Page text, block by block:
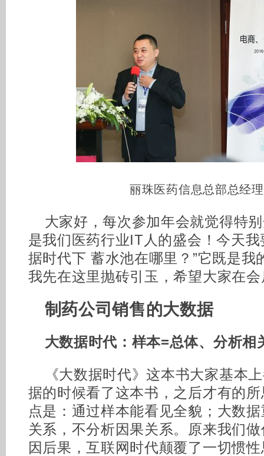
丽珠医药信息总部总经
大家好，每次参加年会就觉得特
是我们医药行业IT人的盛会！今天
据时代下 蓄水池在哪里？”它既是我
我先在这里抛砖引玉，希望大家在
制药公司销售的大数据
大数据时代：样本=总体、分析相
《大数据时代》这本书大家基本
据的时候看了这本书，之后才有的
点是：通过样本能看见全貌；大数
关系，不分析因果关系。原来我们
因后果，互联网时代颠覆了一切惯